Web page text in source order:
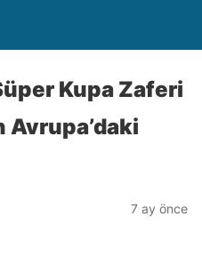
Kupa Zaferi
Avrupa’daki
7 ay önce